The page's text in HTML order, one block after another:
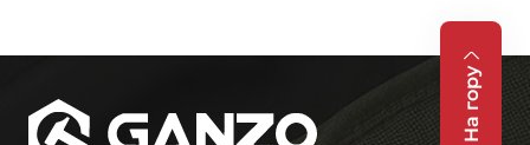
На гору